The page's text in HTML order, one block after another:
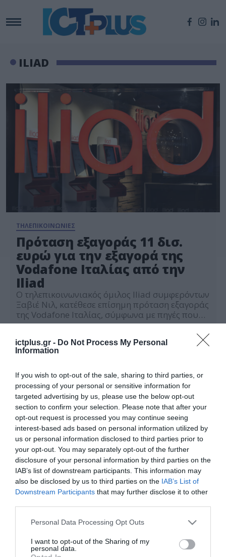
ictplus.gr - Do Not Process My Personal
Information
If you wish to opt-out of the sale, sharing to third parties, or
processing of your personal or sensitive information for
targeted advertising by us, please use the below opt-out
section to confirm your selection. Please note that after your
opt-out request is processed you may continue seeing
interest-based ads based on personal information utilized by
us or personal information disclosed to third parties prior to
your opt-out. You may separately opt-out of the further
disclosure of your personal information by third parties on the
IAB’s list of downstream participants. This information may
also be disclosed by us to third parties on the IAB’s List of
Downstream Participants that may further disclose it to other
Please note that this website/app uses one or more Google
not limited to your visit or usage behaviour. You may click to
grant or deny consent to Google and its third-party tags to
Personal Data Processing Opt Outs
I want to opt-out of the Sharing of my
personal data.
ILIAD
ΤΗΛΕΠΙΚΟΙΝΩΝΙΕΣ
Πρόταση εξαγοράς 11 δισ.
ευρώ για την εξαγορά της
Vodafone Ιταλίας από την
Iliad
Ο τηλεπικοινωνιακός όμιλος Iliad συμφερόντων
Ξαβιέ Νιλ, κατέθεσε επίσημη πρόταση εξαγοράς
της Vodafone Ιταλίας, σύμφωνα με πηγές που
επικαλείται η βρετανική εφημερίδα Financial
Times. Σύμφωνα με την εφημερίδα, η πρόταση
ύψους 11 δισ. ευρώ ισοδυναμεί με σχεδόν επτά
φορές τα κέρδη προ φόρων, τόκων και
την εκτίμηση της […]